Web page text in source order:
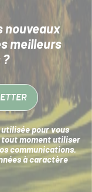
nouveaux
meilleurs
?
pour vous
tout moment utiliser
communications.
à caractère